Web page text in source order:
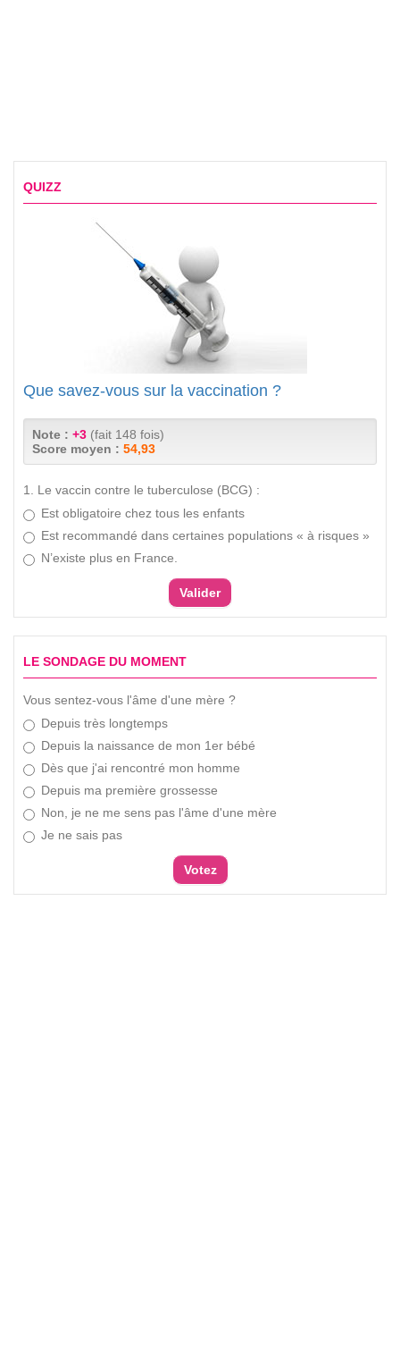
QUIZZ
Que savez-vous sur la vaccination ?
Note : +3 (fait 148 fois)
Score moyen : 54,93
1. Le vaccin contre le tuberculose (BCG) :
Est obligatoire chez tous les enfants
Est recommandé dans certaines populations « à risques »
N’existe plus en France.
LE SONDAGE DU MOMENT
Vous sentez-vous l'âme d'une mère ?
Depuis très longtemps
Depuis la naissance de mon 1er bébé
Dès que j'ai rencontré mon homme
Depuis ma première grossesse
Non, je ne me sens pas l'âme d'une mère
Je ne sais pas